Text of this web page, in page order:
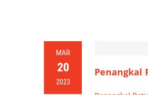
MAR
20
2023
Penangkal